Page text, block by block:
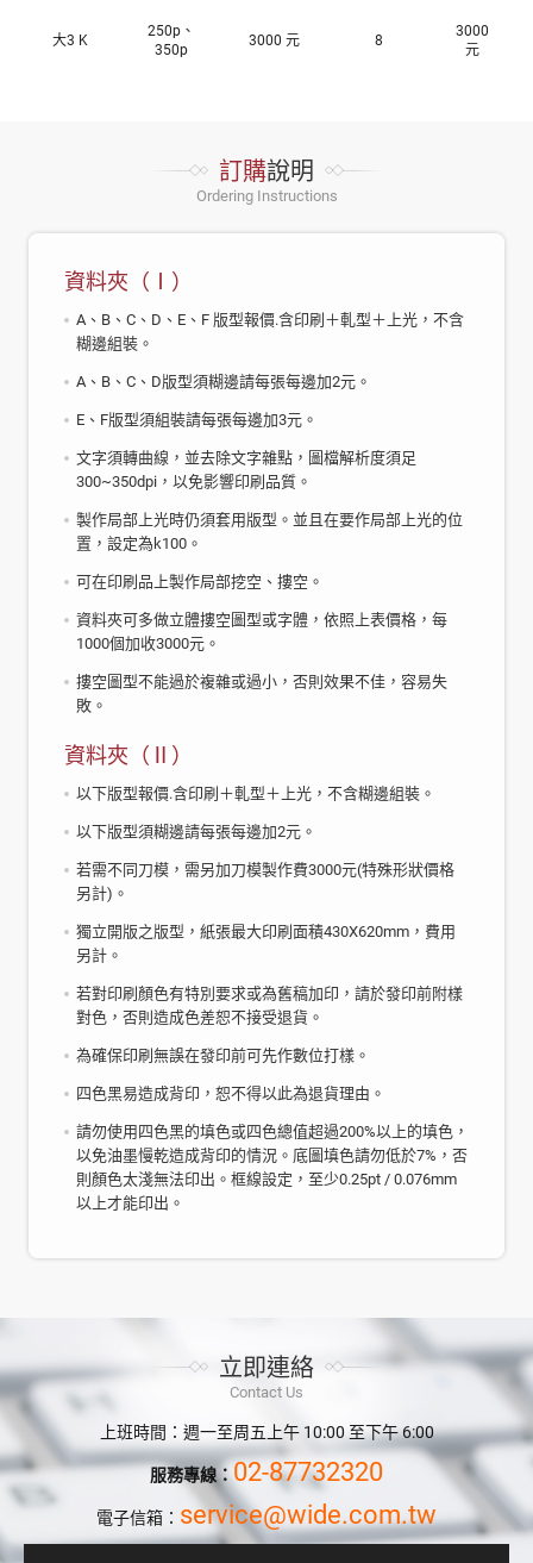
大3 K
250p、
350p
3000 元 8
3000
元
訂購說明
Ordering Instructions
資料夾（Ⅰ）
A、B、C、D、E、F 版型報價.含印刷＋軋型＋上光，不含
糊邊組裝。
A、B、C、D版型須糊邊請每張每邊加2元。
E、F版型須組裝請每張每邊加3元。
文字須轉曲線，並去除文字雜點，圖檔解析度須足
300~350dpi，以免影響印刷品質。
製作局部上光時仍須套用版型。並且在要作局部上光的位
置，設定為k100。
可在印刷品上製作局部挖空、摟空。
資料夾可多做立體摟空圖型或字體，依照上表價格，每
1000個加收3000元。
摟空圖型不能過於複雜或過小，否則效果不佳，容易失
敗。
資料夾（Ⅱ）
以下版型報價.含印刷＋軋型＋上光，不含糊邊組裝。
以下版型須糊邊請每張每邊加2元。
若需不同刀模，需另加刀模製作費3000元(特殊形狀價格
另計)。
獨立開版之版型，紙張最大印刷面積430X620mm，費用
另計。
若對印刷顏色有特別要求或為舊稿加印，請於發印前附樣
對色，否則造成色差恕不接受退貨。
為確保印刷無誤在發印前可先作數位打樣。
四色黑易造成背印，恕不得以此為退貨理由。
請勿使用四色黑的填色或四色總值超過200%以上的填色，
以免油墨慢乾造成背印的情況。底圖填色請勿低於7%，否
則顏色太淺無法印出。框線設定，至少0.25pt / 0.076mm
以上才能印出。
立即連絡
Contact Us
上班時間：週一至周五上午 10:00 至下午 6:00
服務專線： 02-87732320
電子信箱： service@wide.com.tw